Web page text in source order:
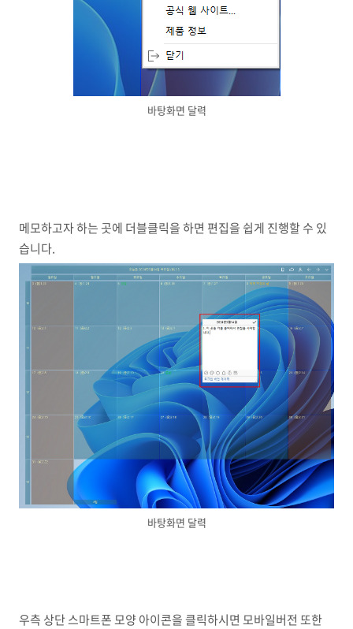
바탕화면 달력
메모하고자 하는 곳에 더블클릭을 하면 편집을 쉽게 진행할 수 있
습니다.
바탕화면 달력
우측 상단 스마트폰 모양 아이콘을 클릭하시면 모바일버전 또한